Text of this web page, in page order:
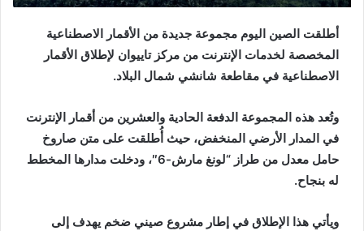
أطلقت الصين اليوم مجموعة جديدة من الأقمار الاصطناعية
المخصصة لخدمات الإنترنت من مركز تاييوان لإطلاق الأقمار
الاصطناعية في مقاطعة شانشي شمال البلاد.
وتُعد هذه المجموعة الدفعة الحادية والعشرين من أقمار الإنترنت
في المدار الأرضي المنخفض، حيث أُطلقت على متن صاروخ
حامل معدل من طراز “لونغ مارش-6″، ودخلت مدارها المخطط
له بنجاح.
ويأتي هذا الإطلاق في إطار مشروع صيني ضخم يهدف إلى